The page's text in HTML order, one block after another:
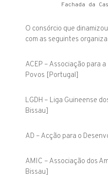
Fachada da
O consórcio que
com as seguintes
ACEP – Associação para
Povos [Portugal]
LGDH – Liga Guineense
Bissau]
AD – Acção para o
AMIC – Associação dos
Bissau]